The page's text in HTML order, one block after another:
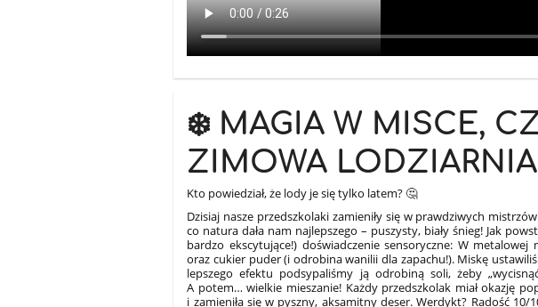
❄️ MAGIA W MISCE,
ZIMOWA
Kto powiedział, że lody je się tylko latem? 🤔
Dzisiaj nasze przedszkolaki zamieniły się w prawdziwych
co natura dała nam najlepszego – puszysty, biały śnieg! Jak
bardzo ekscytujące!) doświadczenie sensoryczne: W metalowej
oraz cukier puder (i odrobina wanilii dla zapachu!). Miskę
lepszego efektu podsypaliśmy ją odrobiną soli, żeby
A potem… wielkie mieszanie! Każdy przedszkolak miał okazję
i zamieniła się w pyszny, aksamitny deser. Werdykt? Radość 10/